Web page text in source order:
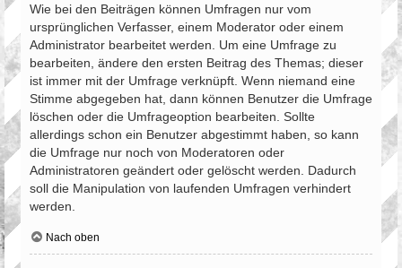
Wie bei den Beiträgen können Umfragen nur vom
ursprünglichen Verfasser, einem Moderator oder einem
Administrator bearbeitet werden. Um eine Umfrage zu
bearbeiten, ändere den ersten Beitrag des Themas; dieser
ist immer mit der Umfrage verknüpft. Wenn niemand eine
Stimme abgegeben hat, dann können Benutzer die Umfrage
löschen oder die Umfrageoption bearbeiten. Sollte
allerdings schon ein Benutzer abgestimmt haben, so kann
die Umfrage nur noch von Moderatoren oder
Administratoren geändert oder gelöscht werden. Dadurch
soll die Manipulation von laufenden Umfragen verhindert
werden.
Nach oben